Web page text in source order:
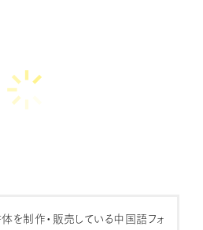
尽千古风流
を制作・販売している中国語フォ